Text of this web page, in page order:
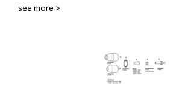
see more >